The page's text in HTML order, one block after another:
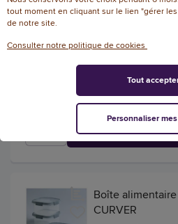
Référence : 135905
plastique
EN
Boîte alimentaire
CURVER
tout moment en cliquant sur le lien "gérer
de notre site.
Consulter notre politique de cookies
Personnaliser
Tout